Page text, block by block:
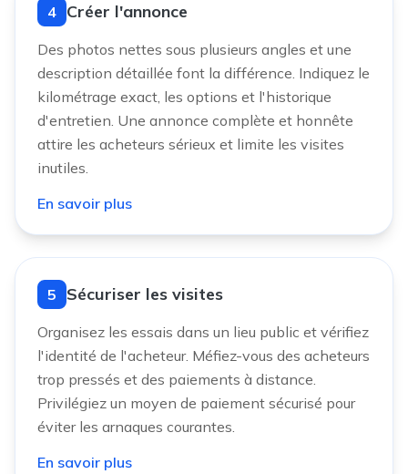
4 Créer l'annonce
Des photos nettes sous plusieurs angles et une
description détaillée font la différence. Indiquez le
kilométrage exact, les options et l'historique
d'entretien. Une annonce complète et honnête
attire les acheteurs sérieux et limite les visites
inutiles.
En savoir plus
5 Sécuriser les visites
Organisez les essais dans un lieu public et vérifiez
l'identité de l'acheteur. Méfiez-vous des acheteurs
trop pressés et des paiements à distance.
Privilégiez un moyen de paiement sécurisé pour
éviter les arnaques courantes.
En savoir plus